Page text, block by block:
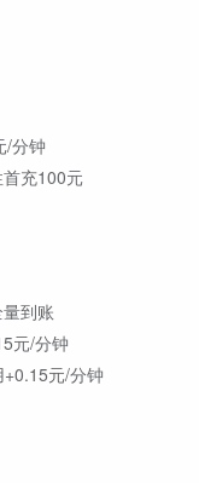
/分钟
充100元
到账
元/分钟
元/分钟